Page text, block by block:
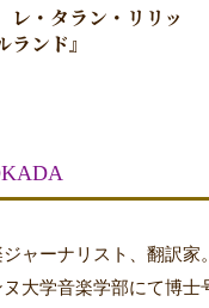
レ・タラン・リリッ
ンド』
ャーナリスト、翻訳家。
大学音楽学部にて博士